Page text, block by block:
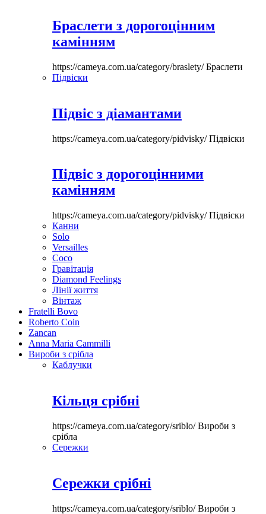
Браслети з дорогоцінним
камінням
https://cameya.com.ua/category/braslety/Браслети
Підвіски
Підвіс з діамантами
https://cameya.com.ua/category/pidvisky/Підвіски
Підвіс з дорогоцінними
камінням
https://cameya.com.ua/category/pidvisky/Підвіски
Канни
Solo
Versailles
Coco
Гравітація
Diamond Feelings
Лінії життя
Вінтаж
Fratelli Bovo
Roberto Coin
Zancan
Anna Maria Cammilli
Вироби з срібла
Каблучки
Кільця срібні
https://cameya.com.ua/category/sriblo/Вироби з
срібла
Сережки
Сережки срібні
https://cameya.com.ua/category/sriblo/Вироби з